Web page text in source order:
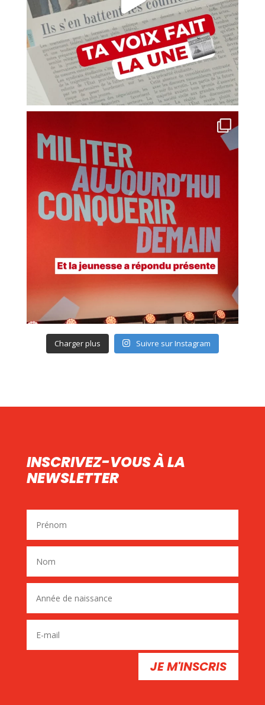
Charger plus Suivre sur Instagram
INSCRIVEZ-VOUS À LA
NEWSLETTER
JE M'INSCRIS